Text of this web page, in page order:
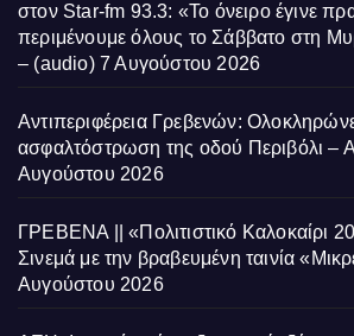
στον Star-fm 93.3: «Το όνειρο έγινε
περιμένουμε όλους το Σάββατο στη
– (audio) 7 Αυγούστου 2026
Αντιπεριφέρεια Γρεβενών:
ασφαλτόστρωση της οδού Περιβόλι –
Αυγούστου 2026
ΓΡΕΒΕΝΑ || «Πολιτιστικό Καλοκαίρι
Σινεμά με την βραβευμένη ταινία
Αυγούστου 2026